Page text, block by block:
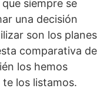
siempre se
una decisión
son los planes
comparativa de
los hemos
los listamos.